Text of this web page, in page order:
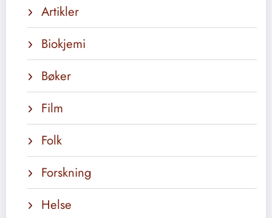
Artikler
Biokjemi
Bøker
Film
Folk
Forskning
Helse